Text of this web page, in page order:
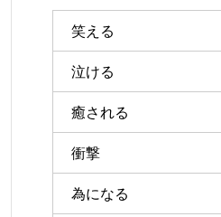
笑える
泣ける
癒される
衝撃
為になる